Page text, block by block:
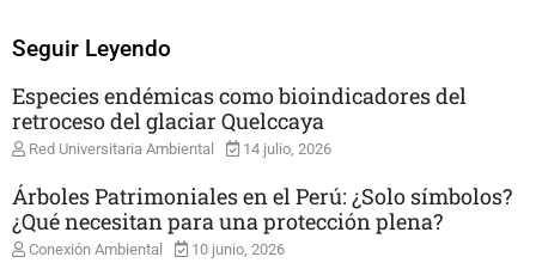
Seguir Leyendo
Especies endémicas como bioindicadores del
retroceso del glaciar Quelccaya
Red Universitaria Ambiental 14 julio, 2026
Árboles Patrimoniales en el Perú: ¿Solo símbolos?
¿Qué necesitan para una protección plena?
Conexión Ambiental 10 junio, 2026